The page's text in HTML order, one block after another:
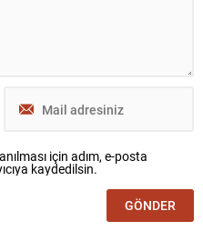
için adım, e-posta
kaydedilsin.